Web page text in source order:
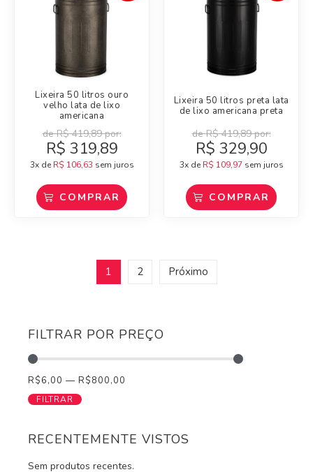
FILTRAR POR PREÇO
R$6,00 — R$800,00
FILTRAR
RECENTEMENTE VISTOS
Sem produtos recentes.
Lixeira 50 litros ouro
velho lata de lixo
americana
deR$419,89por:
R$ 319,89
3x de R$ 106,63 sem juros
COMPRAR
Lixeira 50 litros preta lata
de lixo americana preta
deR$419,89por:
R$ 329,90
3x de R$ 109,97sem juros
COMPRAR
1 2 Próximo